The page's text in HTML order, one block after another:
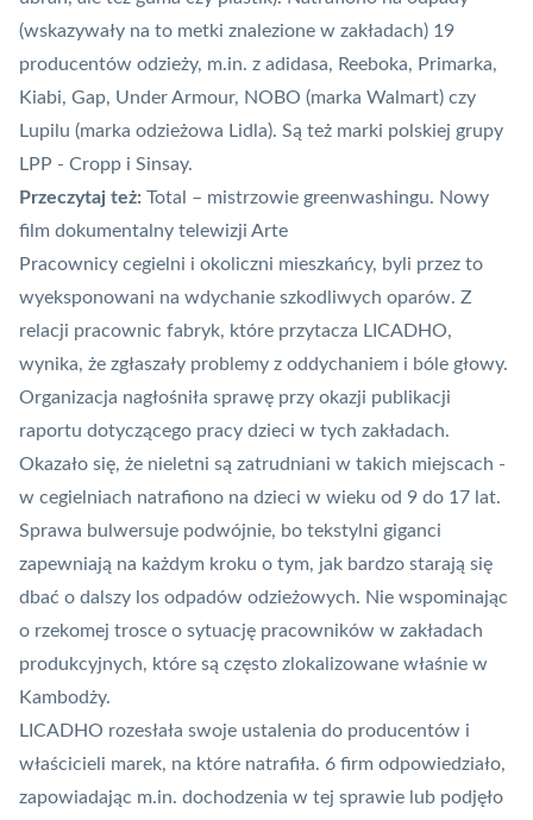
(wskazywały na to metki znalezione w zakładach) 19
producentów odzieży, m.in. z adidasa, Reeboka, Primarka,
Kiabi, Gap, Under Armour, NOBO (marka Walmart) czy
Lupilu (marka odzieżowa Lidla). Są też marki polskiej grupy
LPP - Cropp i Sinsay.
Przeczytaj też: Total – mistrzowie greenwashingu. Nowy
film dokumentalny telewizji Arte
Pracownicy cegielni i okoliczni mieszkańcy, byli przez to
wyeksponowani na wdychanie szkodliwych oparów. Z
relacji pracownic fabryk, które przytacza LICADHO,
wynika, że zgłaszały problemy z oddychaniem i bóle głowy.
Organizacja nagłośniła sprawę przy okazji publikacji
raportu dotyczącego pracy dzieci w tych zakładach.
Okazało się, że nieletni są zatrudniani w takich miejscach -
w cegielniach natrafiono na dzieci w wieku od 9 do 17 lat.
Sprawa bulwersuje podwójnie, bo tekstylni giganci
zapewniają na każdym kroku o tym, jak bardzo starają się
dbać o dalszy los odpadów odzieżowych. Nie wspominając
o rzekomej trosce o sytuację pracowników w zakładach
produkcyjnych, które są często zlokalizowane właśnie w
Kambodży.
LICADHO rozesłała swoje ustalenia do producentów i
właścicieli marek, na które natrafiła. 6 firm odpowiedziało,
zapowiadając m.in. dochodzenia w tej sprawie lub podjęło